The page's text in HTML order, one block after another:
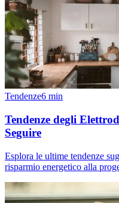
Tendenze6 min
Tendenze degli
Seguire
Esplora le ultime tendenze
risparmio energetico alla